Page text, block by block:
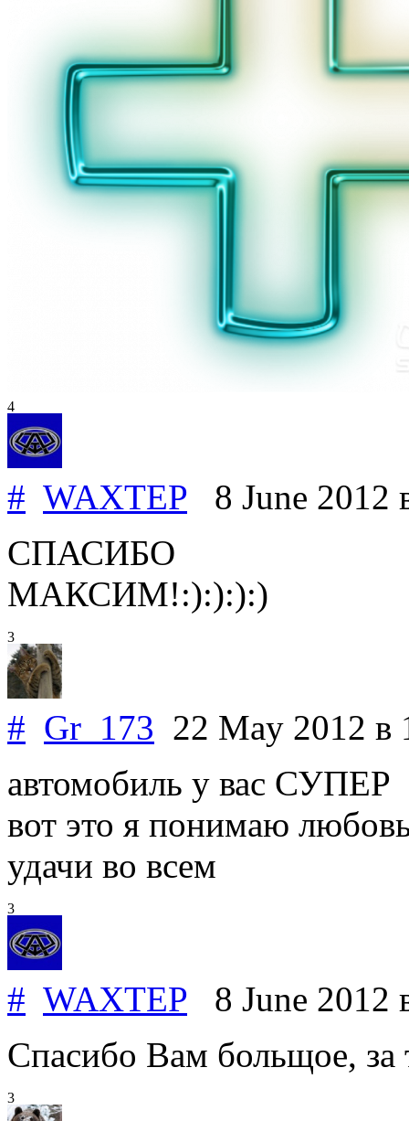
4
# WAXTEP 8 June 2012
СПАСИБО
МАКСИМ!:):):):)
3
# Gr_173 22 May 2012 в
автомобиль у вас СУПЕР
вот это я понимаю
удачи во всем
3
# WAXTEP 8 June 2012
Спасибо Вам больщое, за
3